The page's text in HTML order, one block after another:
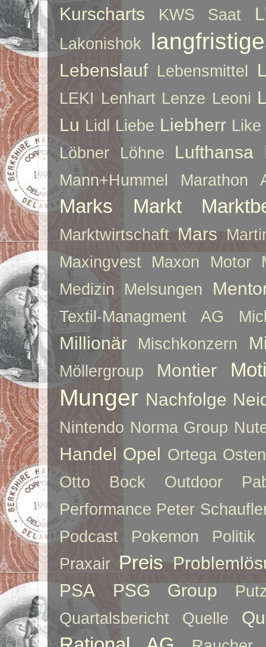
Kurscharts KWS Saat
Lakonishok
Lebenslauf Lebensmittel
LEKI Lenhart Lenze Leoni
Lu Lidl Liebe Liebherr Like
Löbner
Löhne Lufthansa
Mann+Hummel Marathon
Marks Markt
Marktwirtschaft Mars
Maxingvest
Maxon Motor
Medizin
Melsungen
Textil-Managment AG
Millionär Mischkonzern
Möllergroup Montier
Munger Nachfolge
Nintendo Norma Group
Handel Opel Ortega Osten
Otto Bock
Outdoor
Performance Peter
Podcast
Pokemon
Politik
Praxair Preis
PSA
PSG Group
Quartalsbericht
Quelle